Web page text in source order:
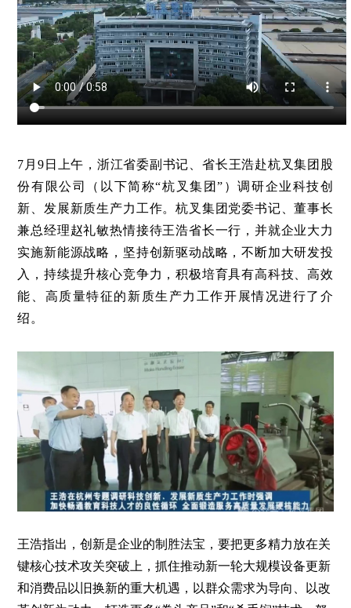
7月9日上午，浙江省委副书记、省长王浩赴杭叉集团股
份有限公司（以下简称“杭叉集团”）调研企业科技创
新、发展新质生产力工作。杭叉集团党委书记、董事长
兼总经理赵礼敏热情接待王浩省长一行，并就企业大力
实施新能源战略，坚持创新驱动战略，不断加大研发投
入，持续提升核心竞争力，积极培育具有高科技、高效
能、高质量特征的新质生产力工作开展情况进行了介
绍。
王浩指出，创新是企业的制胜法宝，要把更多精力放在关
键核心技术攻关突破上，抓住推动新一轮大规模设备更新
和消费品以旧换新的重大机遇，以群众需求为导向、以改